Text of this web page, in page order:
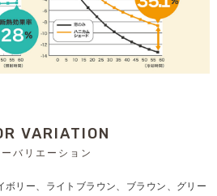
VARIATION
バリエーション
ボリー、ライトブラウン、ブラウン、グリー